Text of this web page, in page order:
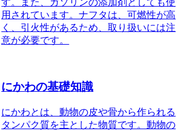
す。また、ガソリンの添加剤としても使
用されています。ナフタは、可燃性が高
く、引火性があるため、取り扱いには注
意が必要です。
にかわの基礎知識
にかわとは、動物の皮や骨から作られる
タンパク質を主とした物質です。動物の